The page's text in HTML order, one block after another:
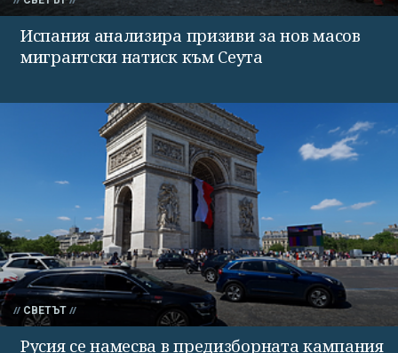
Испания анализира призиви за нов масов
мигрантски натиск към Сеута
СВЕТЪТ
Русия се намесва в предизборната кампания